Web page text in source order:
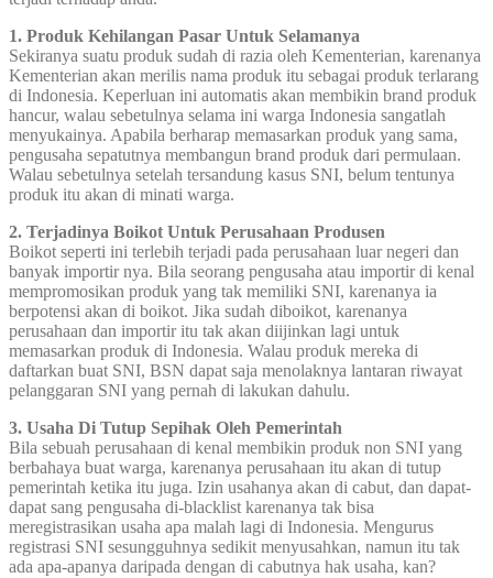
1. Produk Kehilangan Pasar Untuk Selamanya
Sekiranya suatu produk sudah di razia oleh Kementerian, karenanya
Kementerian akan merilis nama produk itu sebagai produk terlarang
di Indonesia. Keperluan ini automatis akan membikin brand produk
hancur, walau sebetulnya selama ini warga Indonesia sangatlah
menyukainya. Apabila berharap memasarkan produk yang sama,
pengusaha sepatutnya membangun brand produk dari permulaan.
Walau sebetulnya setelah tersandung kasus SNI, belum tentunya
produk itu akan di minati warga.
2. Terjadinya Boikot Untuk Perusahaan Produsen
Boikot seperti ini terlebih terjadi pada perusahaan luar negeri dan
banyak importir nya. Bila seorang pengusaha atau importir di kenal
mempromosikan produk yang tak memiliki SNI, karenanya ia
berpotensi akan di boikot. Jika sudah diboikot, karenanya
perusahaan dan importir itu tak akan diijinkan lagi untuk
memasarkan produk di Indonesia. Walau produk mereka di
daftarkan buat SNI, BSN dapat saja menolaknya lantaran riwayat
pelanggaran SNI yang pernah di lakukan dahulu.
3. Usaha Di Tutup Sepihak Oleh Pemerintah
Bila sebuah perusahaan di kenal membikin produk non SNI yang
berbahaya buat warga, karenanya perusahaan itu akan di tutup
pemerintah ketika itu juga. Izin usahanya akan di cabut, dan dapat-
dapat sang pengusaha di-blacklist karenanya tak bisa
meregistrasikan usaha apa malah lagi di Indonesia. Mengurus
registrasi SNI sesungguhnya sedikit menyusahkan, namun itu tak
ada apa-apanya daripada dengan di cabutnya hak usaha, kan?